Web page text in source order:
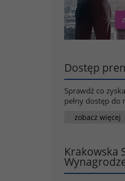
Dostęp
Sprawdź co
pełny dostęp do
zobacz więcej
Krakowska